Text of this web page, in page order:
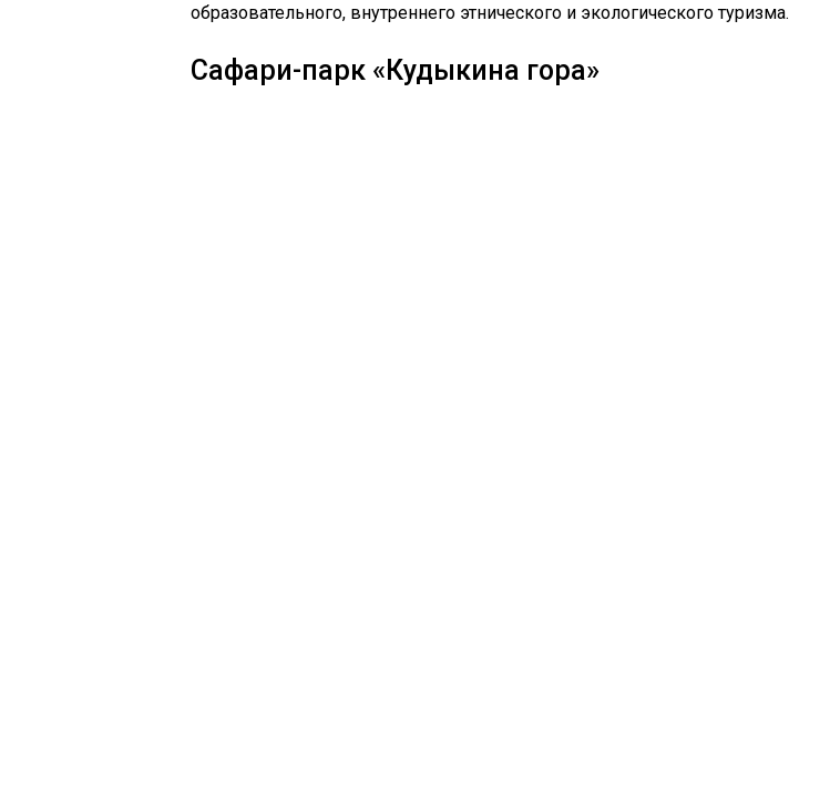
образовательного, внутреннего этнического и экологического туризма.
Сафари-парк « Кудыкина гора»